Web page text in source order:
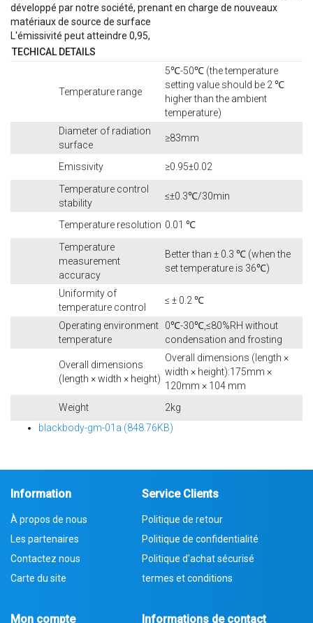
développé par notre société, prenant en charge de nouveaux
matériaux de source de surface
L'émissivité peut atteindre 0,95,
TECHICAL DETAILS
Temperature range
5℃-50℃ (the temperature
setting value should be 2 ℃
higher than the ambient
temperature)
Diameter of radiation
surface
≥83mm
Emissivity
≥0.95±0.02
Temperature control
stability
≤±0.3℃/30min
Temperature resolution 0.01 ℃
Temperature
measurement
accuracy
Better than ± 0.3 ℃ (when the
set temperature is 36℃)
Uniformity of
temperature control
≤ ± 0.2 ℃
Operating environment
temperature
0℃-30℃,≤80%RH without
condensation and frosting
Overall dimensions
(length × width × height)
Overall dimensions (length ×
width × height):175mm ×
120mm × 104 mm
Weight
2kg
blackbody-gm-01a (848.76KB)
Information
À propos de nous
Les partenaires
Contactez nous
Carte du site
Service Clients
Politique de retour
Politique de confidentialité
Politique d'achat sécurisé
termes et conditions
Mon compte Informations de contact